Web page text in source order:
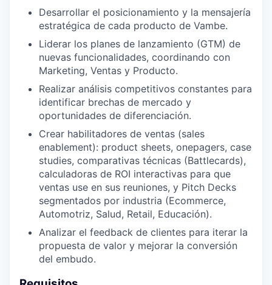
Desarrollar el posicionamiento y la mensajería
estratégica de cada producto de Vambe.
Liderar los planes de lanzamiento (GTM) de
nuevas funcionalidades, coordinando con
Marketing, Ventas y Producto.
Realizar análisis competitivos constantes para
identificar brechas de mercado y
oportunidades de diferenciación.
Crear habilitadores de ventas (sales
enablement): product sheets, onepagers, case
studies, comparativas técnicas (Battlecards),
calculadoras de ROI interactivas para que
ventas use en sus reuniones, y Pitch Decks
segmentados por industria (Ecommerce,
Automotriz, Salud, Retail, Educación).
Analizar el feedback de clientes para iterar la
propuesta de valor y mejorar la conversión
del embudo.